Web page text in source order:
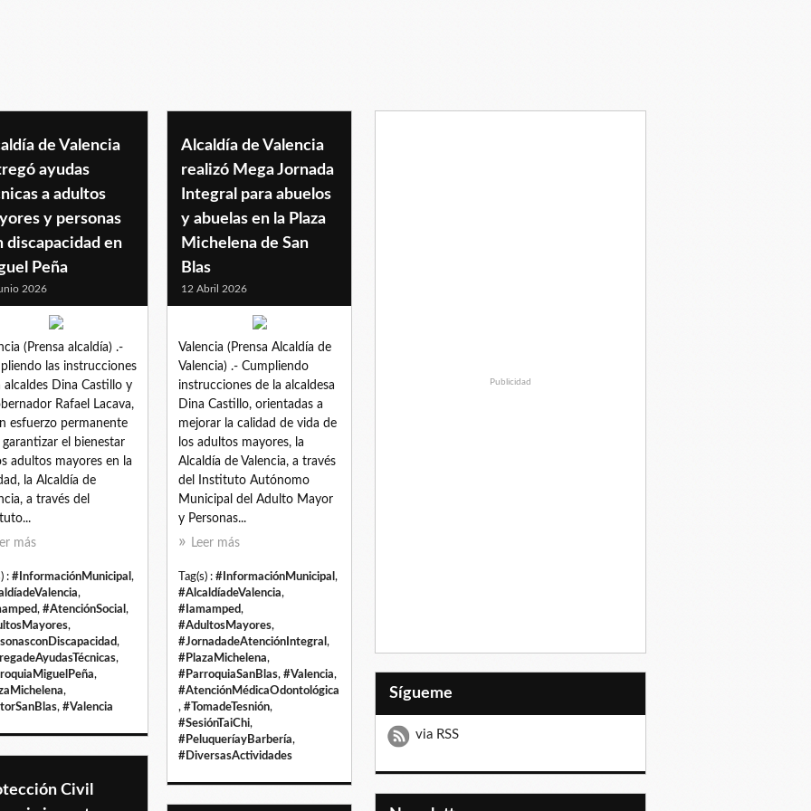
de Valencia
ayudas
a adultos
y personas
discapacidad en
Peña
2026
(Prensa alcaldía) .-
las instrucciones
alcaldes Dina Castillo y
Rafael Lacava,
esfuerzo permanente
garantizar el bienestar
adultos mayores en la
la Alcaldía de
a través del
más
: #InformaciónMunicipal ,
,
, #AtenciónSocial ,
,
,
,
,
,
, #Valencia
Alcaldía de Valencia
realizó Mega Jornada
Integral para abuelos
y abuelas en la Plaza
Michelena de San
Blas
12 Abril 2026
Valencia (Prensa Alcaldía de
Valencia) .- Cumpliendo
instrucciones de la alcaldesa
Dina Castillo, orientadas a
mejorar la calidad de vida de
los adultos mayores, la
Alcaldía de Valencia, a través
del Instituto Autónomo
Municipal del Adulto Mayor
y Personas...
Leer más
Tag(s) : #InformaciónMunicipal ,
#AlcaldíadeValencia,
#Iamamped,
#AdultosMayores,
#JornadadeAtenciónIntegral ,
#PlazaMichelena,
#ParroquiaSanBlas, #Valencia,
#AtenciónMédicaOdontológica
, #TomadeTesnión,
#SesiónTaiChi,
#PeluqueríayBarbería,
#DiversasActividades
Civil
Publicidad
Sígueme
via RSS